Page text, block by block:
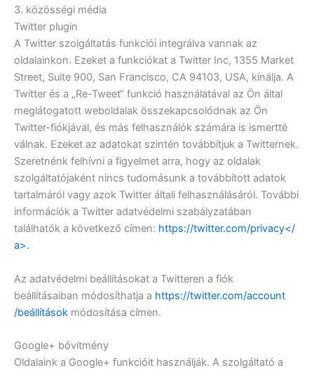
3. közösségi média
Twitter plugin
A Twitter szolgáltatás funkciói integrálva vannak az
oldalainkon. Ezeket a funkciókat a Twitter Inc, 1355 Market
Street, Suite 900, San Francisco, CA 94103, USA, kínálja. A
Twitter és a „Re-Tweet“ funkció használatával az Ön által
meglátogatott weboldalak összekapcsolódnak az Ön
Twitter-fiókjával, és más felhasználók számára is ismertté
válnak. Ezeket az adatokat szintén továbbítjuk a Twitternek.
Szeretnénk felhívni a figyelmet arra, hogy az oldalak
szolgáltatójaként nincs tudomásunk a továbbított adatok
tartalmáról vagy azok Twitter általi felhasználásáról. További
információk a Twitter adatvédelmi szabályzatában
találhatók a következő címen: https://twitter.com/privacy</
a>.
Az adatvédelmi beállításokat a Twitteren a fiók
beállításaiban módosíthatja a https://twitter.com/account
/beállítások módosítása címen.
Google+ bővítmény
Oldalaink a Google+ funkcióit használják. A szolgáltató a